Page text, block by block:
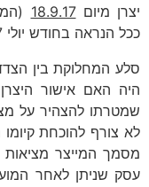
יצרן מיום18.9.17
ככל הנראה בחודש יולי 2017).
סלע המחלוקת בין
היה האם אישור היצרן
שמטרתו להצהיר על
לא צורף להוכחת קיומו
מסמך המייצר מציאות
עסק שניתן לאחר